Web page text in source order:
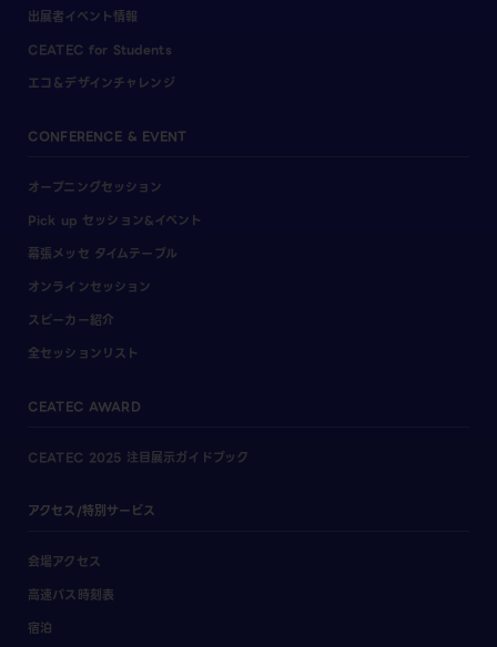
出展者イベント情報
CEATEC for Students
エコ＆デザインチャレンジ
CONFERENCE & EVENT
オープニングセッション
Pick up セッション&イベント
幕張メッセ タイムテーブル
オンラインセッション
スピーカー紹介
全セッションリスト
CEATEC AWARD
CEATEC 2025 注目展示ガイドブック
アクセス/特別サービス
会場アクセス
高速バス時刻表
宿泊